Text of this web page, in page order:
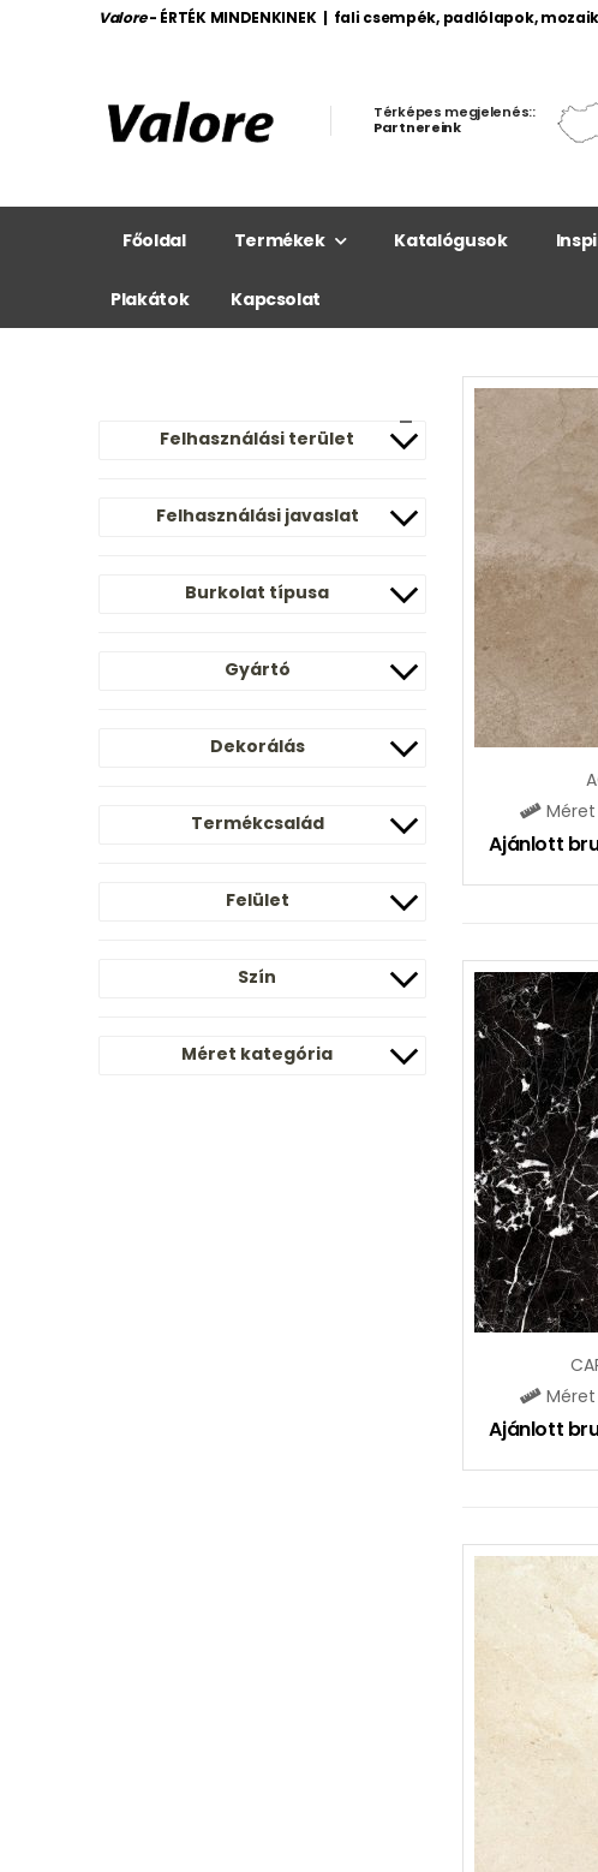
Valore - ÉRTÉK MINDENKINEK | fali csempék, padlólapok,
Térképes megjelenés::
Partnereink
Főoldal Termékek Katalógusok
Plakátok Kapcsolat
Felhasználási terület
Felhasználási javaslat
Burkolat típusa
Gyártó
Dekorálás
Termékcsalád
Felület
Szín
Méret kategória
Ajánlott
Ajánlott